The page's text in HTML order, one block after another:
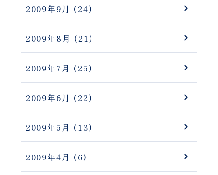
2009年9月 (24)
2009年8月 (21)
2009年7月 (25)
2009年6月 (22)
2009年5月 (13)
2009年4月 (6)